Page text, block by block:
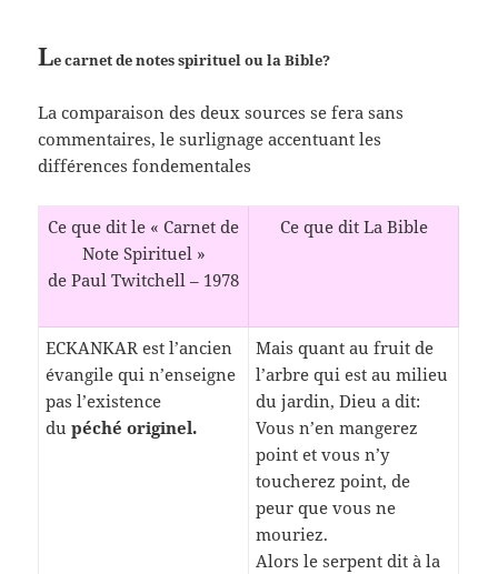
Le carnet de notes spirituel ou la Bible?
La comparaison des deux sources se fera sans
commentaires, le surlignage accentuant les
différences fondementales
Ce que dit le « Carnet de
Note Spirituel »
de Paul Twitchell – 1978
Ce que dit La Bible
ECKANKAR est l’ancien
évangile qui n’enseigne
pas l’existence
dupéché originel.
Mais quant au fruit de
l’arbre qui est au milieu
du jardin, Dieu a dit:
Vous n’en mangerez
point et vous n’y
toucherez point, de
peur que vous ne
mouriez.
Alors le serpent dit à la